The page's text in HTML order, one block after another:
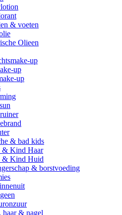
& voeten
Olieen
up
up
up
& bad kids
& Kind Haar
& Kind Huid
& borstvoeding
haar & nagel